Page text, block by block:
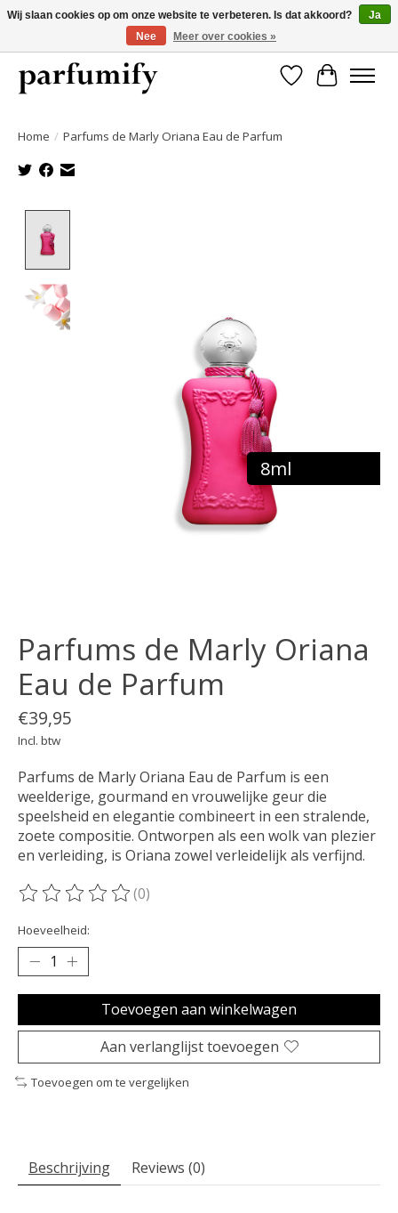
750+ Geuren | Gratis verzending | Maandelijks opzegbaar
Verlanglijst
Home / Parfums de Marly Oriana Eau de Parfum
8ml
Parfums de Marly Oriana
Eau de Parfum
€39,95
Incl. btw
Parfums de Marly Oriana Eau de Parfum is een
weelderige, gourmand en vrouwelijke geur die
speelsheid en elegantie combineert in een stralende,
zoete compositie. Ontworpen als een wolk van plezier
en verleiding, is Oriana zowel verleidelijk als verfijnd.
De beoordeling van dit product is
(0)
Hoeveelheid:
Toevoegen aan winkelwagen
Aan verlanglijst toevoegen
Toevoegen om te vergelijken
Beschrijving Reviews (0)
Wij slaan cookies op om onze website te verbeteren. Is dat akkoord?
Ja
Nee
Meer over cookies »